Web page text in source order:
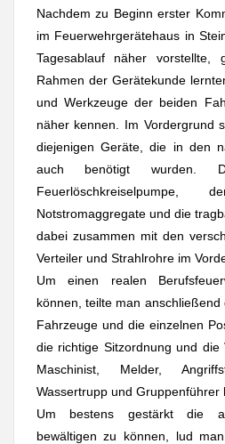
Nachdem zu Beginn erster
im Feuerwehrgerätehaus in
Tagesablauf näher
Rahmen der Gerätekunde
und Werkzeuge der beiden
näher kennen. Im Vordergrund
diejenigen Geräte, die in den
auch benötigt wurden.
Notstromaggregate und die
dabei zusammen mit den
Verteiler und Strahlrohre im
Um einen realen
können, teilte man
Fahrzeuge und die einzelnen
die richtige Sitzordnung und die
Maschinist, Melder,
Wassertrupp und Gruppenführer
Um bestens gestärkt die
bewältigen zu können, lud